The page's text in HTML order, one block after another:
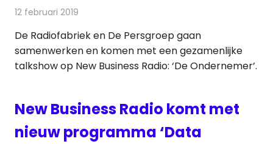
12 februari 2019
De Radiofabriek en De Persgroep gaan
samenwerken en komen met een gezamenlijke
talkshow op New Business Radio: ‘De Ondernemer’.
New Business Radio komt met
nieuw programma ‘Data